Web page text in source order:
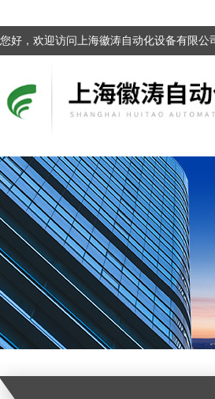
您好，欢迎访问上海徽涛自动化设备有限公